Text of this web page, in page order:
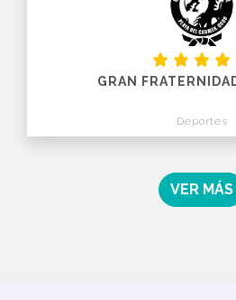
GRAN
Deportes
VER MÁS